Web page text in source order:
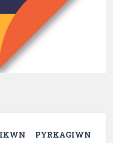
PYRKAGIWN